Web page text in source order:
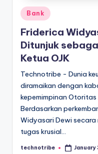
Posted
in
Bank
Friderica
Ditunjuk
Ketua OJK
Technotribe - Dunia
diramaikan dengan
kepemimpinan Otoritas
Berdasarkan
Widyasari Dewi secara
tugas krusial…
Posted
technotribe January